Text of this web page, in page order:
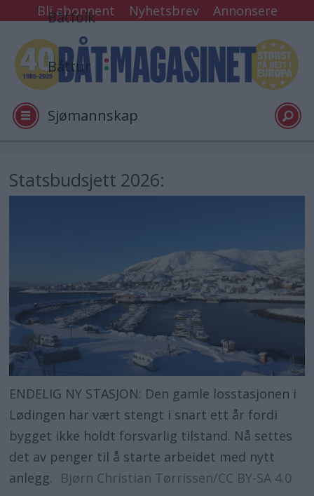
Bli abonnent Nyhetsbrev Annonsere
Båtfolk
Båttur
Sjømannskap
Logg inn
Statsbudsjett 2026:
ENDELIG NY STASJON: Den gamle losstasjonen i
Lødingen har vært stengt i snart ett år fordi
bygget ikke holdt forsvarlig tilstand. Nå settes
det av penger til å starte arbeidet med nytt
anlegg.
Bjørn Christian Tørrissen/CC BY-SA 4.0